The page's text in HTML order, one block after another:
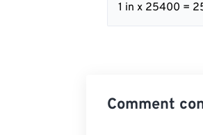
1 in x 25400 =
Comment